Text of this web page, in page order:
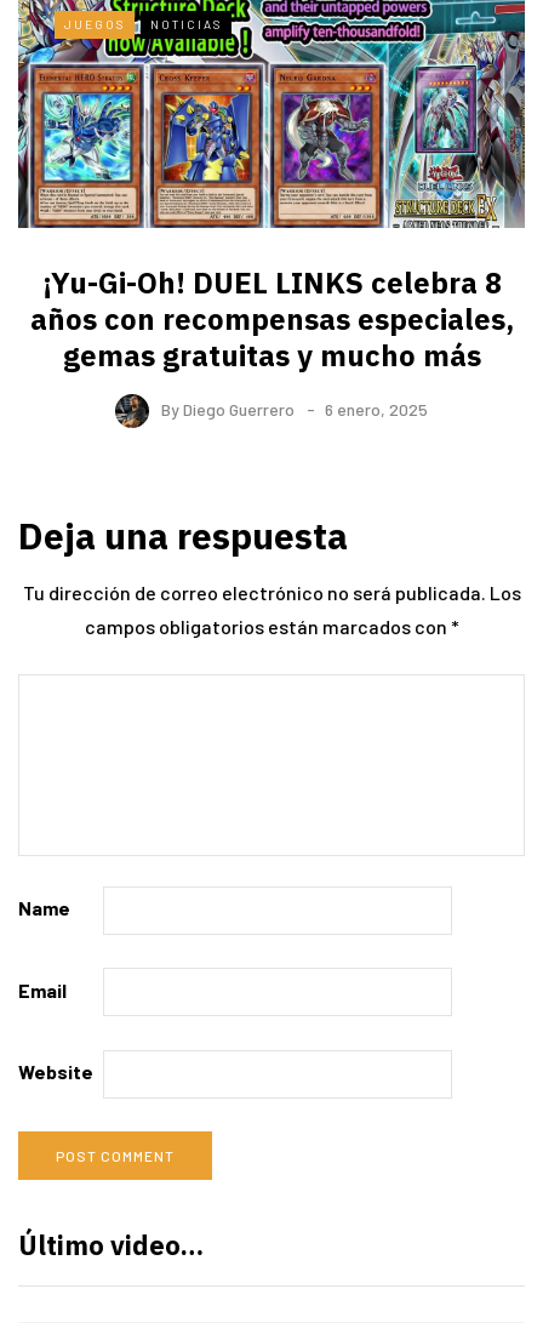
JUEGOS NOTICIAS
¡Yu-Gi-Oh! DUEL LINKS celebra 8
años con recompensas especiales,
gemas gratuitas y mucho más
ByDiego Guerrero 6 enero, 2025
Deja una respuesta
Tu dirección de correo electrónico no será publicada. Los
campos obligatorios están marcados con *
Name
Email
Website
Último video…